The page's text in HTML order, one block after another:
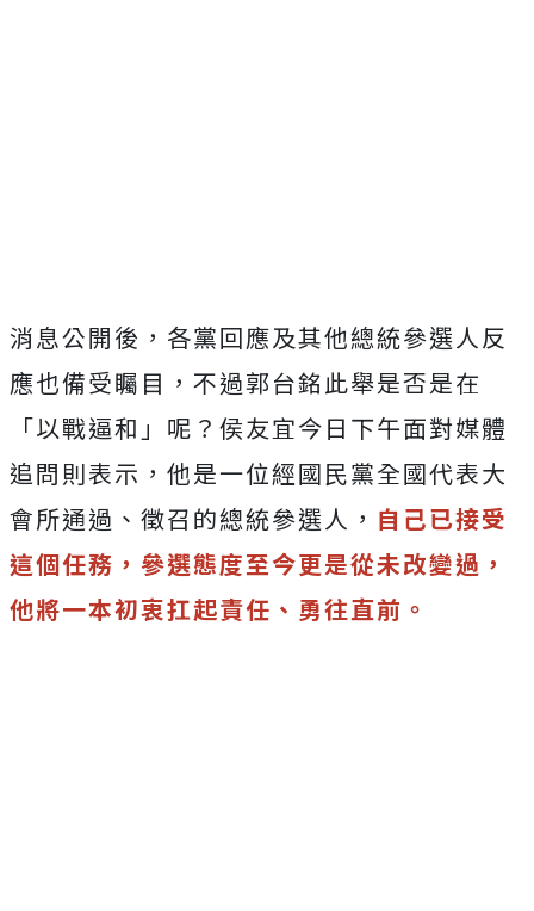
消息公開後，各黨回應及其他總統參選人反
應也備受矚目，不過郭台銘此舉是否是在
「以戰逼和」呢？侯友宜今日下午面對媒體
追問則表示，他是一位經國民黨全國代表大
會所通過、徵召的總統參選人， 自己已接受
這個任務，參選態度至今更是從未改變過，
他將一本初衷扛起責任、勇往直前。